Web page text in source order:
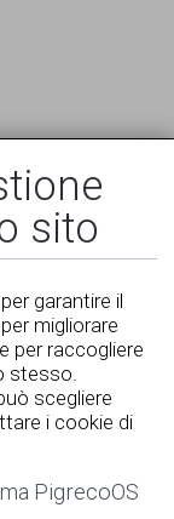
sito
garantire il
migliorare
per raccogliere
stesso.
scegliere
i cookie di
PigrecoOS